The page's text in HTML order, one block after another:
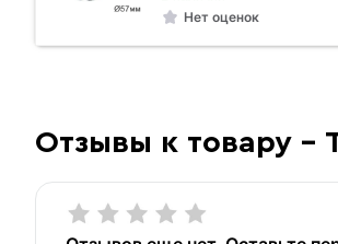
Нет оценок
Отзывы к товару -